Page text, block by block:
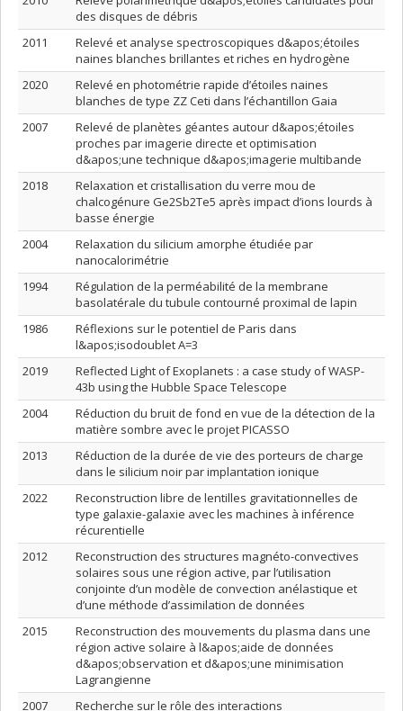
des disques de débris
2011
Relevé et analyse spectroscopiques d&apos;étoiles
naines blanches brillantes et riches en hydrogène
2020
Relevé en photométrie rapide d’étoiles naines
blanches de type ZZ Ceti dans l’échantillon Gaia
2007
Relevé de planètes géantes autour d&apos;étoiles
proches par imagerie directe et optimisation
d&apos;une technique d&apos;imagerie multibande
2018
Relaxation et cristallisation du verre mou de
chalcogénure Ge2Sb2Te5 après impact d’ions lourds à
basse énergie
2004
Relaxation du silicium amorphe étudiée par
nanocalorimétrie
1994
Régulation de la perméabilité de la membrane
basolatérale du tubule contourné proximal de lapin
1986
Réflexions sur le potentiel de Paris dans
l&apos;isodoublet A=3
2019
Reflected Light of Exoplanets : a case study of WASP-
43b using the Hubble Space Telescope
2004
Réduction du bruit de fond en vue de la détection de la
matière sombre avec le projet PICASSO
2013
Réduction de la durée de vie des porteurs de charge
dans le silicium noir par implantation ionique
2022
Reconstruction libre de lentilles gravitationnelles de
type galaxie-galaxie avec les machines à inférence
récurentielle
2012
Reconstruction des structures magnéto-convectives
solaires sous une région active, par l’utilisation
conjointe d’un modèle de convection anélastique et
d’une méthode d’assimilation de données
2015
Reconstruction des mouvements du plasma dans une
région active solaire à l&apos;aide de données
d&apos;observation et d&apos;une minimisation
Lagrangienne
2007
Recherche sur le rôle des interactions